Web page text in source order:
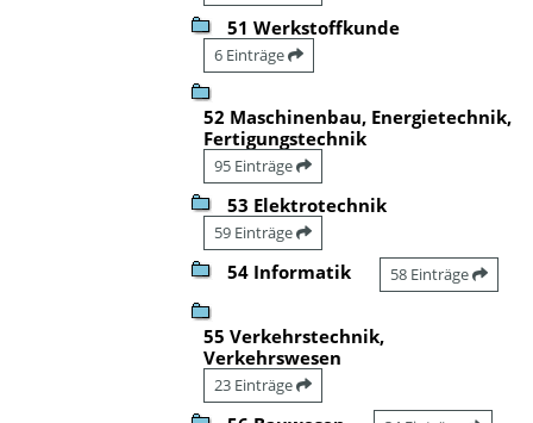
51 Werkstoffkunde
6 Einträge
52 Maschinenbau, Energietechnik,
Fertigungstechnik
95 Einträge
53 Elektrotechnik
59 Einträge
54 Informatik 58 Einträge
55 Verkehrstechnik,
Verkehrswesen
23 Einträge